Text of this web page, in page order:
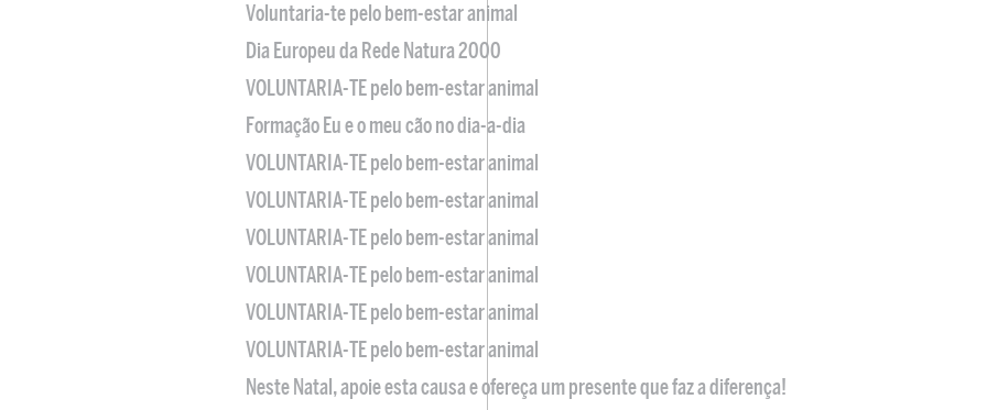
Voluntaria-te pelo bem-estar animal
Dia Europeu da Rede Natura 2000
VOLUNTARIA-TE pelo bem-estar animal
Formação Eu e o meu cão no dia-a-dia
VOLUNTARIA-TE pelo bem-estar animal
VOLUNTARIA-TE pelo bem-estar animal
VOLUNTARIA-TE pelo bem-estar animal
VOLUNTARIA-TE pelo bem-estar animal
VOLUNTARIA-TE pelo bem-estar animal
VOLUNTARIA-TE pelo bem-estar animal
Neste Natal, apoie esta causa e ofereça um presente que faz a diferença!